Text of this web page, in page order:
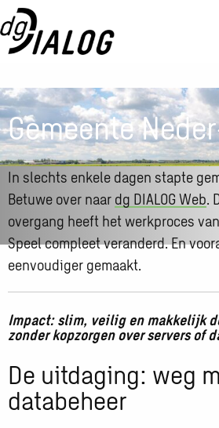
Gemeente
In slechts enkele dagen stapte
Betuwe over naar dg DIALOG Web.
overgang heeft het werkproces
Speel compleet veranderd. En
eenvoudiger gemaakt.
Impact: slim, veilig en makkelijk
zonder kopzorgen over servers of
De uitdaging: weg
databeheer